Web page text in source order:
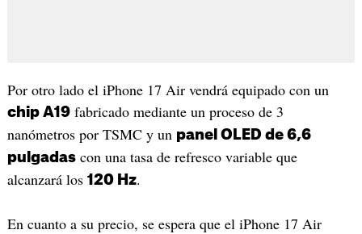
Por otro lado el iPhone 17 Air vendrá equipado con un
chip A19fabricado mediante un proceso de 3
nanómetros por TSMC y un panel OLED de 6,6
pulgadascon una tasa de refresco variable que
alcanzará los 120 Hz.
En cuanto a su precio, se espera que el iPhone 17 Air